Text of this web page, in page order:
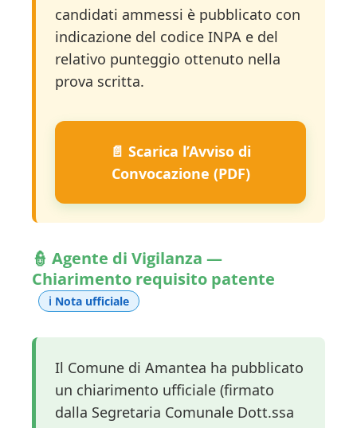
candidati ammessi è pubblicato con
indicazione del codice INPA e del
relativo punteggio ottenuto nella
prova scritta.
📄 Scarica l’Avviso di
Convocazione (PDF)
👮 Agente di Vigilanza —
Chiarimento requisito patente
ℹ️ Nota ufficiale
Il Comune di Amantea ha pubblicato
un chiarimento ufficiale (firmato
dalla Segretaria Comunale Dott.ssa